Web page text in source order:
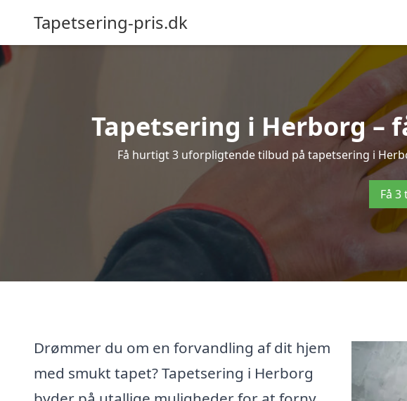
Tapetsering-pris.dk
Tapetsering i Herborg –
Få hurtigt 3 uforpligtende tilbud på tapetsering i
Få
Drømmer du om en forvandling af dit hjem
med smukt tapet? Tapetsering i Herborg